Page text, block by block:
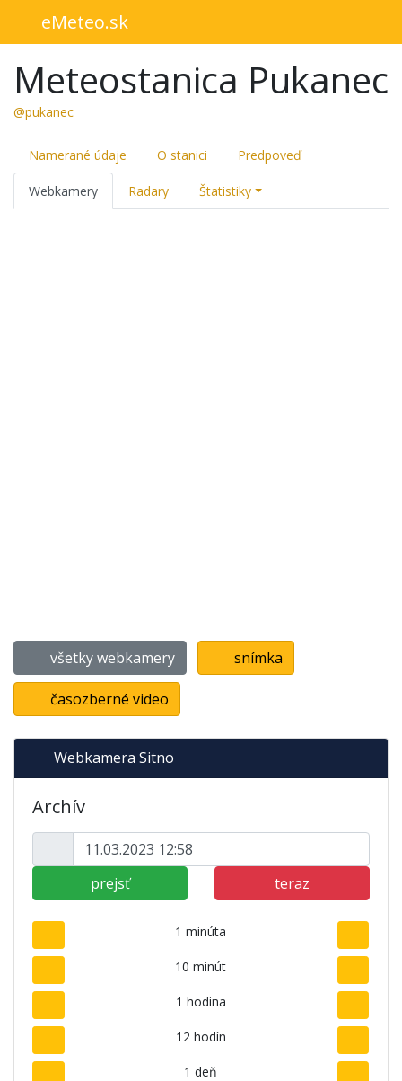
eMeteo.sk
Meteostanica Pukanec
@pukanec
Namerané údaje O stanici Predpoveď
Webkamery Radary Štatistiky
všetky webkamery snímka
časozberné video
Webkamera Sitno
Archív
prejsť teraz
1 minúta
10 minút
1 hodina
12 hodín
1 deň